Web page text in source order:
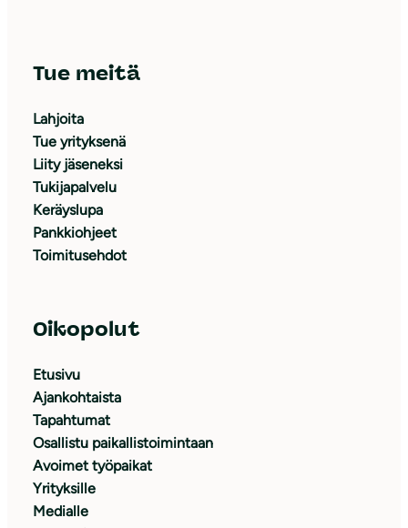
Tue meitä
Lahjoita
Tue yrityksenä
Liity jäseneksi
Tukijapalvelu
Keräyslupa
Pankkiohjeet
Toimitusehdot
Oikopolut
Etusivu
Ajankohtaista
Tapahtumat
Osallistu paikallistoimintaan
Avoimet työpaikat
Yrityksille
Medialle